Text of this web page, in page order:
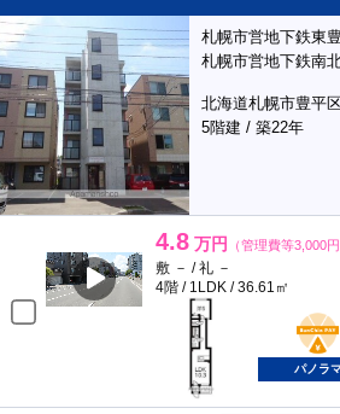
札幌市営地下鉄東
札幌市営地下鉄南
北海道札幌市豊平
5階建 / 築22年
4.8 万円 （管理費等3,000円
敷 － / 礼 －
4階 / 1LDK / 36.61㎡
パノラ